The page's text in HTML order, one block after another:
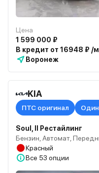
Цена
1 599 000 ₽
В кредит от 16948 ₽ /
Воронеж
KIA
ПТС оригинал
Soul, II Рестайлинг
Бензин, Автомат,
Красный
Все 53 опции